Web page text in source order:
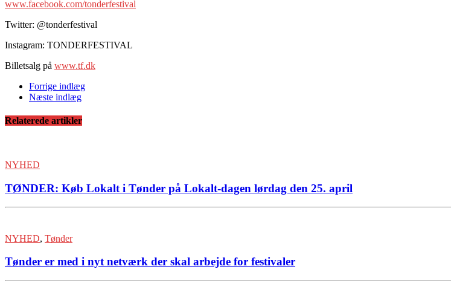
www.facebook.com/tonderfestival
Twitter: @tonderfestival
Instagram: TONDERFESTIVAL
Billetsalg på www.tf.dk
Forrige indlæg
Næste indlæg
Relaterede artikler
NYHED
TØNDER: Køb Lokalt i Tønder på Lokalt-dagen lørdag den 25. april
NYHED, Tønder
Tønder er med i nyt netværk der skal arbejde for festivaler